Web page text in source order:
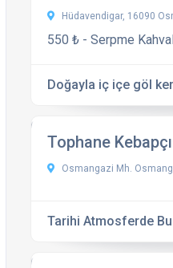
Hüdavendigar, 16090
550 ₺ - Serpme
Doğayla iç içe göl
Tophane
Osmangazi Mh. Osmangazi Cd. 6,
Tarihi Atmosferde